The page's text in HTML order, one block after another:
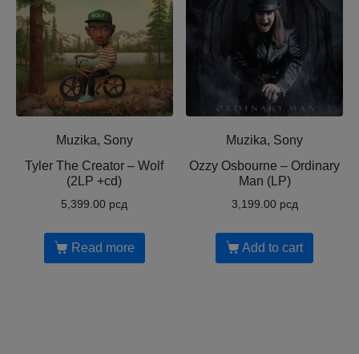
Muzika, Sony
Tyler The Creator ‎– Wolf
(2LP +cd)
5,399.00 рсд
Read more
Muzika, Sony
Ozzy Osbourne ‎– Ordinary
Man (LP)
3,199.00 рсд
Add to cart